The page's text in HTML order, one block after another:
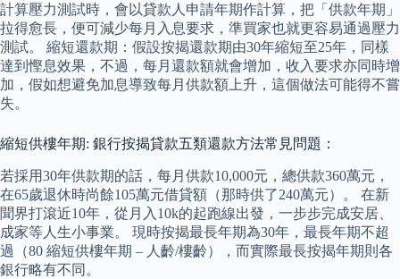
計算壓力測試時，會以貸款人申請年期作計算，把「供款年期」
拉得愈長，便可減少每月入息要求，準買家也就更容易通過壓力
測試。 縮短還款期：假設按揭還款期由30年縮短至25年，同樣
達到慳息效果，不過，每月還款額就會增加，收入要求亦同時增
加，假如想避免加息導致每月供款額上升，這個做法可能得不嘗
失。
縮短供樓年期: 銀行按揭貸款五類還款方法常見問題：
若採用30年供款期的話，每月供款10,000元，總供款360萬元，
在65歲退休時尚餘105萬元借貸額（那時供了240萬元）。 在新
聞界打滾近10年，從月入10k的起跑線出發，一步步完成安居、
成家等人生小事業。 現時按揭最長年期為30年，最長年期不超
過（80 縮短供樓年期 – 人齡/樓齡），而實際最長按揭年期則各
銀行略有不同。